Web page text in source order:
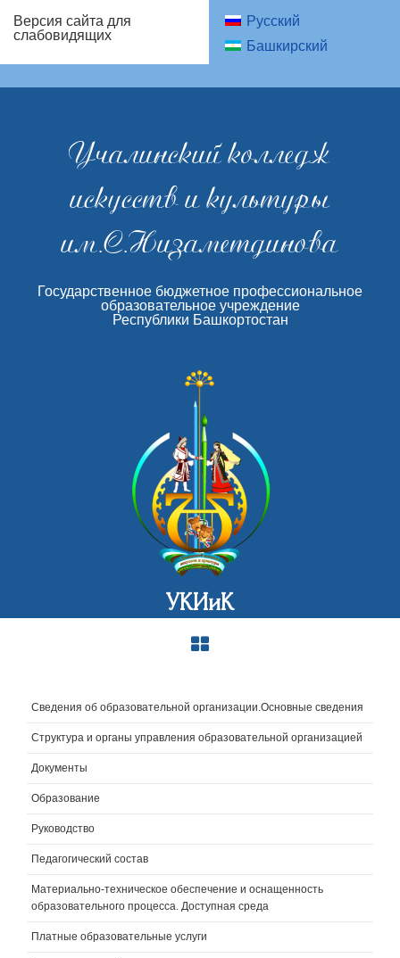
Версия сайта для
слабовидящих
Русский
Башкирский
Учалинский колледж
искусств и культуры
им.С.Низаметдинова
Государственное бюджетное профессиональное
образовательное учреждение
Республики Башкортостан
УКИиК
Сведения об образовательной организации.Основные сведения
Структура и органы управления образовательной организацией
Документы
Образование
Руководство
Педагогический состав
Материально-техническое обеспечение и оснащенность
образовательного процесса. Доступная среда
Платные образовательные услуги